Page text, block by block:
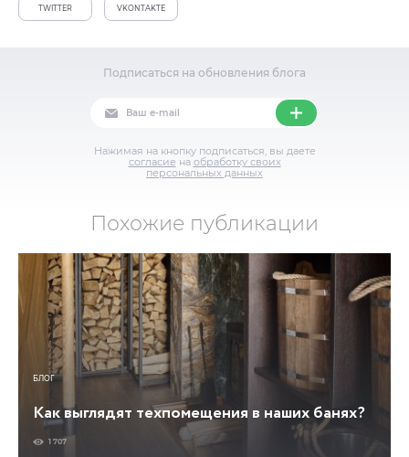
TWITTER VKONTAKTE
Подписаться на обновления блога
Нажимая на кнопку подписаться, вы даете
согласие на обработку своих
персональных данных
Похожие публикации
БЛОГ
Как выглядят техпомещения в наших банях?
1 707